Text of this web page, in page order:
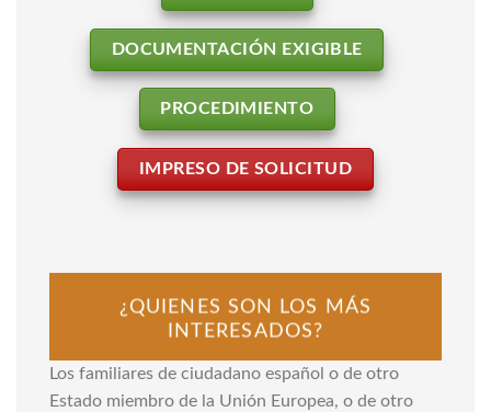
DOCUMENTACIÓN EXIGIBLE
PROCEDIMIENTO
IMPRESO DE SOLICITUD
¿QUIENES SON LOS MÁS
INTERESADOS?
Los familiares de ciudadano español o de otro
Estado miembro de la Unión Europea, o de otro